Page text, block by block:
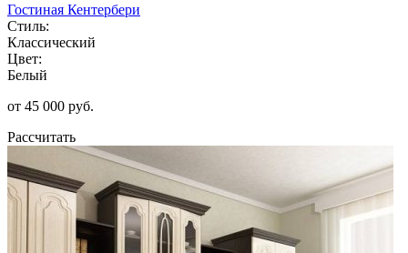
Гостиная Кентербери
Стиль:
Классический
Цвет:
Белый
от 45 000 руб.
Рассчитать